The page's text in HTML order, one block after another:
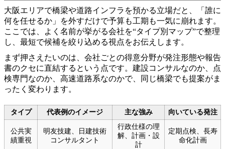
大阪エリアで橋梁や道路インフラを預かる立場だと、「誰に
何を任せるか」を外すだけで予算も工期も一気に崩れます。
ここでは、よく名前が挙がる会社を“タイプ別マップ”で整理
し、最短で候補を絞り込める視点をお伝えします。
まず押さえたいのは、会社ごとの得意分野が発注形態や報告
書のクセに直結するという点です。建設コンサルなのか、点
検専門なのか、高速道路系なのかで、同じ橋梁でも提案がま
ったく変わります。
タイプ 代表例のイメージ 主な強み 向いている発注
公共実
績重視
明友技建、日建技術
コンサルタント
行政仕様の理
解、計画・設
計
定期点検、長寿
命化計画